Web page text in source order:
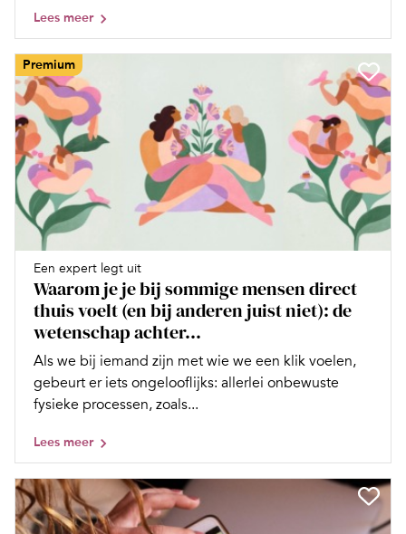
Lees meer
Premium
Een expert legt uit
Waarom je je bij sommige mensen direct
thuis voelt (en bij anderen juist niet): de
wetenschap achter...
Als we bij iemand zijn met wie we een klik voelen,
gebeurt er iets ongelooflijks: allerlei onbewuste
fysieke processen, zoals...
Lees meer